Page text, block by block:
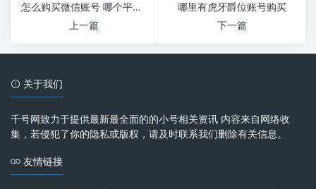
怎么购买微信账号 哪个平台有卖微信号？
上一篇
哪里有虎牙爵位账号购买
下一篇
关于我们
千号网致力于提供最新最全面的的小号相关资讯 内容来自网络收
集，若侵犯了你的隐私或版权，请及时联系我们删除有关信息。
友情链接